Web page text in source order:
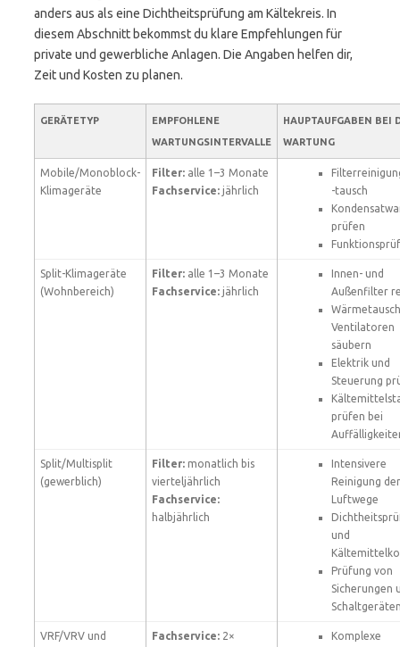
anders aus als eine Dichtheitsprüfung am Kältekreis. In
diesem Abschnitt bekommst du klare Empfehlungen für
private und gewerbliche Anlagen. Die Angaben helfen dir,
Zeit und Kosten zu planen.
GERÄTETYP
EMPFOHLENE
WARTUNGSINTERVALLE
HAUPTAUFGABEN BEI
WARTUNG
Mobile/Monoblock-
Klimageräte
Filter: alle 1–3 Monate
Fachservice: jährlich
-tausch
prüfen
Split-Klimageräte
(Wohnbereich)
Filter: alle 1–3 Monate
Fachservice: jährlich
Innen- und
Außenfilter
Ventilatoren
säubern
Elektrik und
Steuerung
prüfen bei
Split/Multisplit
(gewerblich)
Filter: monatlich bis
vierteljährlich
Fachservice:
halbjährlich
Intensivere
Reinigung der
Luftwege
und
Prüfung von
Sicherungen
VRF/VRV und
Fachservice: 2×
Komplexe